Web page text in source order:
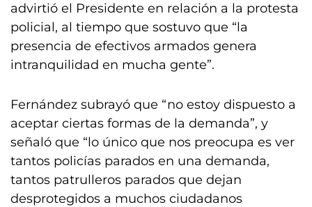
advirtió el Presidente en relación a la protesta
policial, al tiempo que sostuvo que “la
presencia de efectivos armados genera
intranquilidad en mucha gente”.
Fernández subrayó que “no estoy dispuesto a
aceptar ciertas formas de la demanda”, y
señaló que “lo único que nos preocupa es ver
tantos policías parados en una demanda,
tantos patrulleros parados que dejan
desprotegidos a muchos ciudadanos